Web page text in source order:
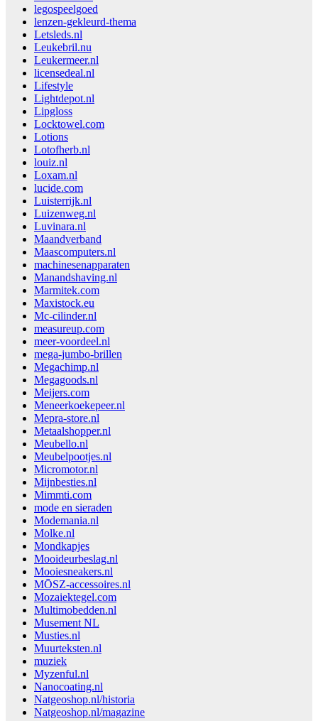
legospeelgoed
lenzen-gekleurd-thema
Letsleds.nl
Leukebril.nu
Leukermeer.nl
licensedeal.nl
Lifestyle
Lightdepot.nl
Lipgloss
Locktowel.com
Lotions
Lotofherb.nl
louiz.nl
Loxam.nl
lucide.com
Luisterrijk.nl
Luizenweg.nl
Luvinara.nl
Maandverband
Maascomputers.nl
machinesenapparaten
Manandshaving.nl
Marmitek.com
Maxistock.eu
Mc-cilinder.nl
measureup.com
meer-voordeel.nl
mega-jumbo-brillen
Megachimp.nl
Megagoods.nl
Meijers.com
Meneerkoekepeer.nl
Mepra-store.nl
Metaalshopper.nl
Meubello.nl
Meubelpootjes.nl
Micromotor.nl
Mijnbesties.nl
Mimmti.com
mode en sieraden
Modemania.nl
Molke.nl
Mondkapjes
Mooideurbeslag.nl
Mooiesneakers.nl
MŌSZ-accessoires.nl
Mozaiektegel.com
Multimobedden.nl
Musement NL
Musties.nl
Muurteksten.nl
muziek
Myzenful.nl
Nanocoating.nl
Natgeoshop.nl/historia
Natgeoshop.nl/magazine